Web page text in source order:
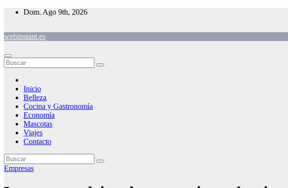
Saltar
Dom. Ago 9th, 2026
webinstant.es
Inicio
Belleza
Cocina y Gastronomía
Economía
Mascotas
Viajes
Contacto
Empresas